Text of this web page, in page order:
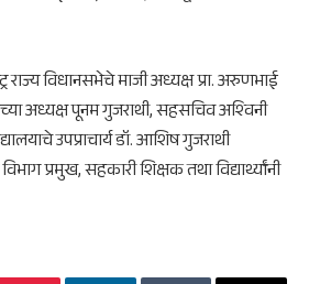
राज्य विधानसभेचे माजी अध्यक्ष प्रा. अरुणभाई
अध्यक्ष पूनम गुजराथी, सहसचिव अश्‍विनी
उपप्राचार्य डॉ. आशिष गुजराथी
प्रमुख, सहकारी शिक्षक तथा विद्यार्थ्यांनी